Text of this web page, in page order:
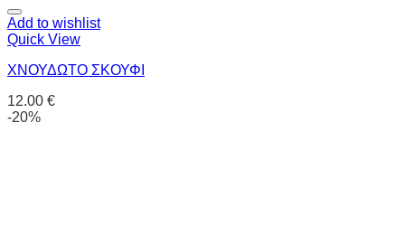
Add to wishlist
Quick View
ΧΝΟΥΔΩΤΟ ΣΚΟΥΦΙ
12.00 €
-20%